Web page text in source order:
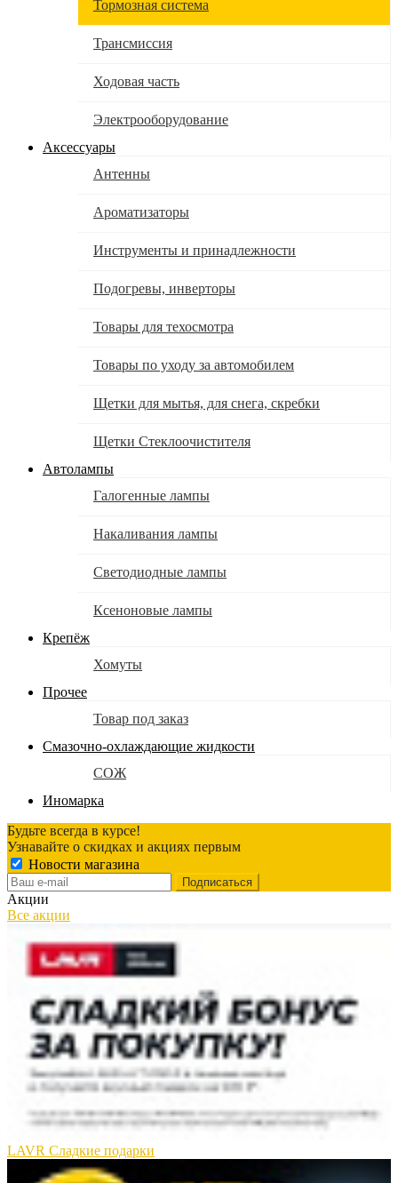
Тормозная система
Трансмиссия
Ходовая часть
Электрооборудование
Аксессуары
Антенны
Ароматизаторы
Инструменты и принадлежности
Подогревы, инверторы
Товары для техосмотра
Товары по уходу за автомобилем
Щетки для мытья, для снега, скребки
Щетки Стеклоочистителя
Автолампы
Галогенные лампы
Накаливания лампы
Светодиодные лампы
Ксеноновые лампы
Крепёж
Хомуты
Прочее
Товар под заказ
Смазочно-охлаждающие жидкости
СОЖ
Иномарка
Будьте всегда в курсе!
Узнавайте о скидках и акциях первым
Новости магазина
Акции
Все акции
LAVR Сладкие подарки